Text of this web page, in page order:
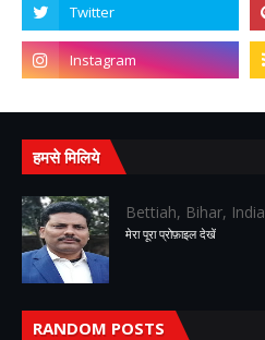
हमसे मिलिये
Bettiah, Bihar, India
मेरा पूरा प्रोफ़ाइल देखें
RANDOM POSTS